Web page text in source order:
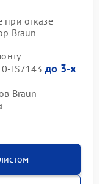
при отказе
Braun
IS7143 до 3-х
Braun